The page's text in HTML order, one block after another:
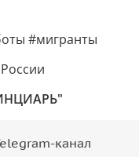
#мигранты
канал